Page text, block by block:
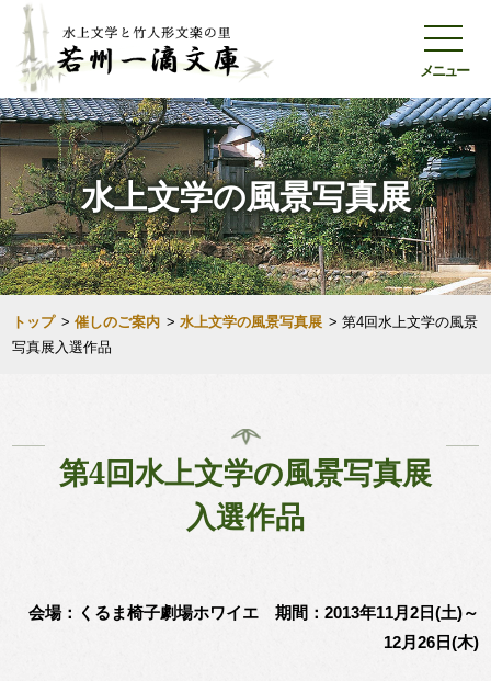
メニュー
水上文学の風景写真展
トップ >催しのご案内 >水上文学の風景写真展 >第4回水上文学の風景
写真展入選作品
第4回水上文学の風景写真展
入選作品
会場：くるま椅子劇場ホワイエ 期間：2013年11月2日(土)～
12月26日(木)